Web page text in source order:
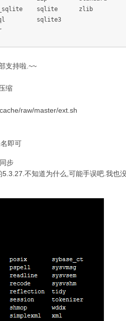
sqlite zlib
sqlite3
支持啦.~~
缩
raw/master/ext.sh
即可
步
不知道为什么,可能手误吧.我也